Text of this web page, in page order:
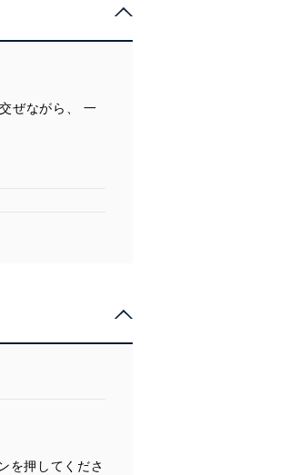
ぜながら、 一
を押してくださ